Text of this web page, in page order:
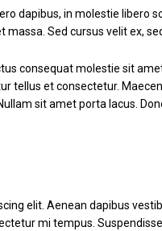
dapibus, in molestie libero
Sed cursus velit ex,
consequat molestie sit
tellus et consectetur.
sit amet porta lacus.
elit. Aenean dapibus
mi tempus.